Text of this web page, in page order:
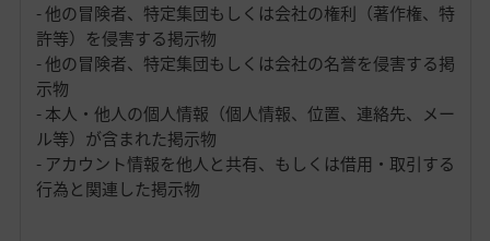
- 他の冒険者、特定集団もしくは会社の権利（著作権、特
許等）を侵害する掲示物
- 他の冒険者、特定集団もしくは会社の名誉を侵害する掲
示物
- 本人・他人の個人情報（個人情報、位置、連絡先、メー
ル等）が含まれた掲示物
- アカウント情報を他人と共有、もしくは借用・取引する
行為と関連した掲示物